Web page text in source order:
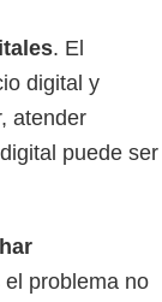
. El
digital y
atender
puede ser
problema no